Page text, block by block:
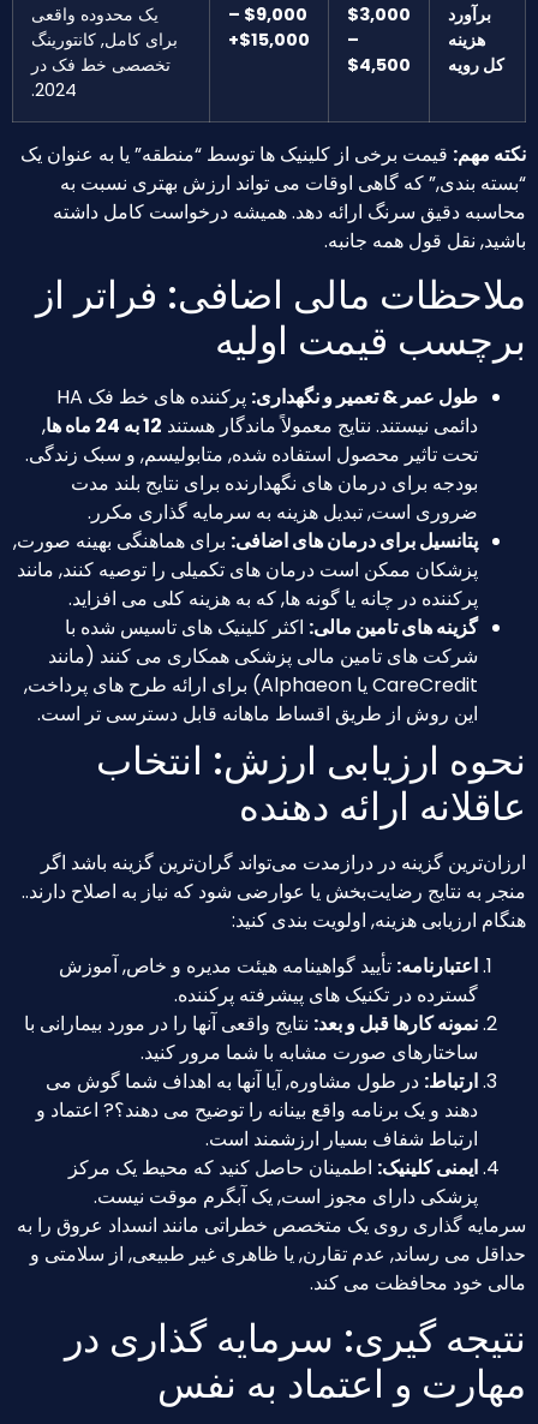
برآورد
هزینه
کل رویه
$3,000
–
$4,500
$9,000 –
$15,000+
یک محدوده واقعی
برای کامل, کانتورینگ
تخصصی خط فک در
2024.
نکته مهم: قیمت برخی از کلینیک ها توسط “منطقه” یا به عنوان یک
“بسته بندی,” که گاهی اوقات می تواند ارزش بهتری نسبت به
محاسبه دقیق سرنگ ارائه دهد. همیشه درخواست کامل داشته
باشید, نقل قول همه جانبه.
ملاحظات مالی اضافی: فراتر از
برچسب قیمت اولیه
طول عمر & تعمیر و نگهداری:
پرکننده های خط فک HA
دائمی نیستند. نتایج معمولاً ماندگار هستند 12 به 24 ماه ها
,
تحت تاثیر محصول استفاده شده, متابولیسم, و سبک زندگی.
بودجه برای درمان های نگهدارنده برای نتایج بلند مدت
ضروری است, تبدیل هزینه به سرمایه گذاری مکرر.
پتانسیل برای درمان های اضافی: برای هماهنگی بهینه صورت,
پزشکان ممکن است درمان های تکمیلی را توصیه کنند, مانند
پرکننده در چانه یا گونه ها, که به هزینه کلی می افزاید.
گزینه های تامین مالی: اکثر کلینیک های تاسیس شده با
شرکت های تامین مالی پزشکی همکاری می کنند (مانند
CareCredit یا Alphaeon) برای ارائه طرح های پرداخت,
این روش از طریق اقساط ماهانه قابل دسترسی تر است.
نحوه ارزیابی ارزش: انتخاب
عاقلانه ارائه دهنده
ارزان‌ترین گزینه در درازمدت می‌تواند گران‌ترین گزینه باشد اگر
منجر به نتایج رضایت‌بخش یا عوارضی شود که نیاز به اصلاح دارند..
هنگام ارزیابی هزینه, اولویت بندی کنید:
اعتبارنامه: تأیید گواهینامه هیئت مدیره و خاص, آموزش
گسترده در تکنیک های پیشرفته پرکننده.
نمونه کارها قبل و بعد: نتایج واقعی آنها را در مورد بیمارانی با
ساختارهای صورت مشابه با شما مرور کنید.
ارتباط: در طول مشاوره, آیا آنها به اهداف شما گوش می
دهند و یک برنامه واقع بینانه را توضیح می دهند؟? اعتماد و
ارتباط شفاف بسیار ارزشمند است.
ایمنی کلینیک: اطمینان حاصل کنید که محیط یک مرکز
پزشکی دارای مجوز است, یک آبگرم موقت نیست.
سرمایه گذاری روی یک متخصص خطراتی مانند انسداد عروق را به
حداقل می رساند, عدم تقارن, یا ظاهری غیر طبیعی, از سلامتی و
مالی خود محافظت می کند.
نتیجه گیری: سرمایه گذاری در
مهارت و اعتماد به نفس